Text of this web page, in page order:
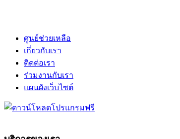
ศูนย์ช่วยเหลือ
เกี่ยวกับเรา
ติดต่อเรา
ร่วมงานกับเรา
แผนผังเว็บไซต์